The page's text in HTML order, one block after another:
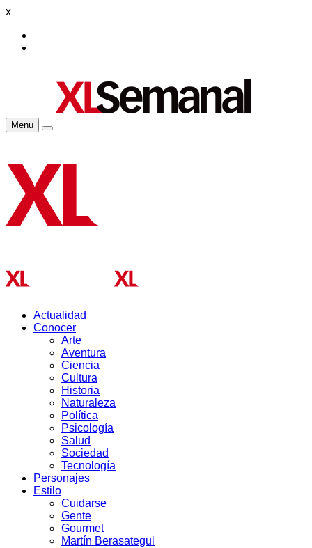
x
Menu
Actualidad
Conocer
Arte
Aventura
Ciencia
Cultura
Historia
Naturaleza
Política
Psicología
Salud
Sociedad
Tecnología
Personajes
Estilo
Cuidarse
Gente
Gourmet
Martín Berasategui